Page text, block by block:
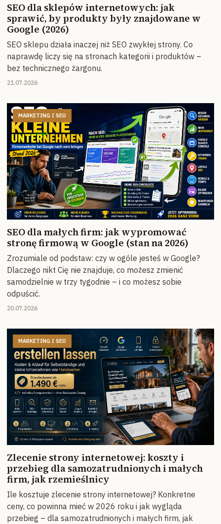
SEO dla sklepów internetowych: jak
sprawić, by produkty były znajdowane w
Google (2026)
SEO sklepu działa inaczej niż SEO zwykłej strony. Co
naprawdę liczy się na stronach kategorii i produktów –
bez technicznego żargonu.
21.07.2026
MARKETING I SEO
SEO dla małych firm: jak wypromować
stronę firmową w Google (stan na 2026)
Zrozumiale od podstaw: czy w ogóle jesteś w Google?
Dlaczego nikt Cię nie znajduje, co możesz zmienić
samodzielnie w trzy tygodnie – i co możesz sobie
odpuścić.
20.07.2026
MARKETING I SEO
Zlecenie strony internetowej: koszty i
przebieg dla samozatrudnionych i małych
firm, jak rzemieślnicy
Ile kosztuje zlecenie strony internetowej? Konkretne
ceny, co powinna mieć w 2026 roku i jak wygląda
przebieg – dla samozatrudnionych i małych firm, jak